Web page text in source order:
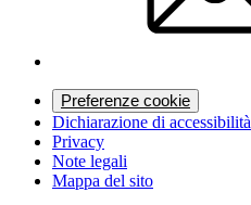
Preferenze cookie
Dichiarazione di accessibilità
Privacy
Note legali
Mappa del sito